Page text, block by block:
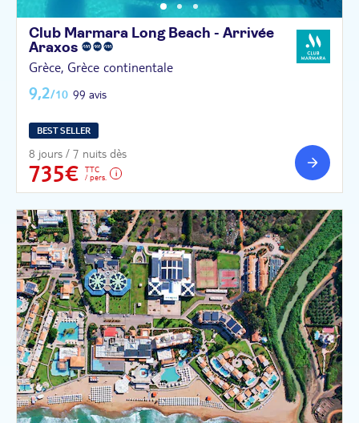
Club Marmara Long Beach - Arrivée
Araxos
Grèce, Grèce continentale
9,2/10 99 avis
BEST SELLER
8 jours / 7 nuits dès
735€
TTC
/ pers.